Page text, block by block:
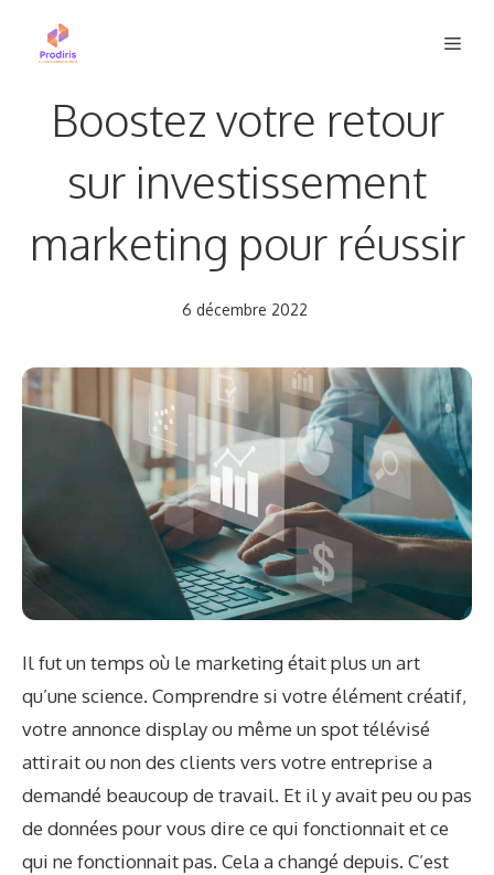
Boostez votre retour
sur investissement
marketing pour réussir
6 décembre 2022
Il fut un temps où le marketing était plus un art
qu’une science. Comprendre si votre élément créatif,
votre annonce display ou même un spot télévisé
attirait ou non des clients vers votre entreprise a
demandé beaucoup de travail. Et il y avait peu ou pas
de données pour vous dire ce qui fonctionnait et ce
qui ne fonctionnait pas. Cela a changé depuis. C’est